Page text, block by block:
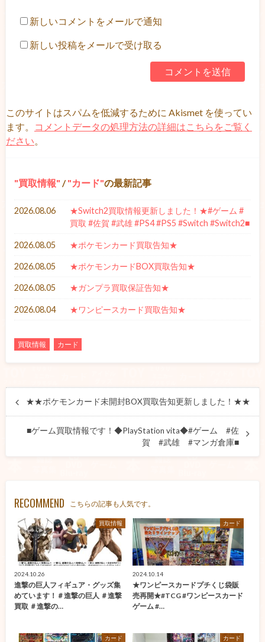
新しいコメントをメールで通知
新しい投稿をメールで受け取る
このサイトはスパムを低減するために Akismet を使ってい
ます。
コメントデータの処理方法の詳細はこちらをご覧く
ださい
買取情報 / カード の最新記事
2026.08.06
★Switch2買取情報更新しました！★#ゲーム #
買取 #佐賀 #武雄 #PS4 #PS5 #Switch #Switch2■
2026.08.05 ★ポケモンカード買取告知★
2026.08.05 ★ポケモンカードBOX買取告知★
2026.08.05 ★ガンプラ買取保証告知★
2026.08.04 ★ワンピースカード買取告知★
買取情報 カード
★★ポケモンカード未開封BOX買取告知更新しました！★★
■ゲーム買取情報です！◆PlayStation vita◆#ゲーム #佐
賀 #武雄 #マンガ倉庫■
RECOMMEND こちらの記事も人気です。
買取情報
2024.10.26
進撃の巨人フィギュア・グッズ集
めています！＃進撃の巨人 ＃進撃
買取 ＃進撃の…
カード
2024.10.14
★ワンピースカードプチくじ袋販
売再開★#TCG #ワンピースカード
ゲーム #…
カード カード